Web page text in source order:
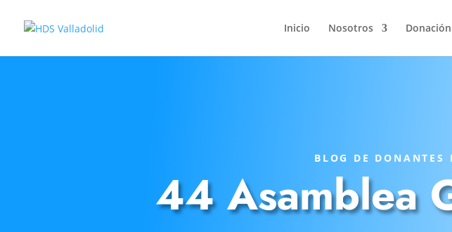
Inicio Nosotros Donación
BLOG DE DONANTES
44 Asamblea